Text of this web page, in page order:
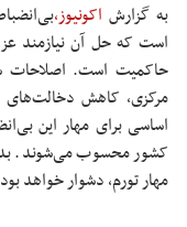
به گزارش اکونیوز،
است که حل آن نیازمند
حاکمیت است. اصلاحات
مرکزی، کاهش دخالت‌های
اساسی برای مهار این
کشور محسوب می‌شوند.
مهار تورم، دشوار خواهد